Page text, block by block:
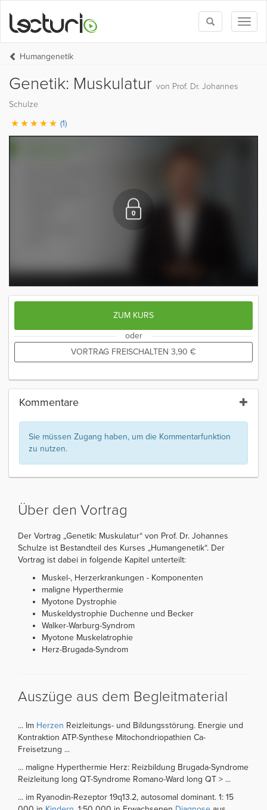
Toggle
search
Humangenetik
Genetik: Muskulatur von Prof. Dr. Johannes
Schulze
(1)
ZUM KURS
oder
VORTRAG FREISCHALTEN 3,90 €
Kommentare
Sie müssen Zugang haben, um die Kommentarfunktion
zu nutzen.
Über den Vortrag
Der Vortrag „Genetik: Muskulatur“ von Prof. Dr. Johannes
Schulze ist Bestandteil des Kurses „Humangenetik“. Der
Vortrag ist dabei in folgende Kapitel unterteilt:
Muskel-, Herzerkrankungen - Komponenten
maligne Hyperthermie
Myotone Dystrophie
Muskeldystrophie Duchenne und Becker
Walker-Warburg-Syndrom
Myotone Muskelatrophie
Herz-Brugada-Syndrom
Auszüge aus dem Begleitmaterial
... Im Herzen Reizleitungs- und Bildungsstörung. Energie und
Kontraktion ATP-Synthese Mitochondriopathien Ca-
Freisetzung ...
... maligne Hyperthermie Herz: Reizbildung Brugada-Syndrome
Reizleitung long QT-Syndrome Romano-Ward long QT > ...
... im Ryanodin-Rezeptor 19q13.2, autosomal dominant. 1: 15